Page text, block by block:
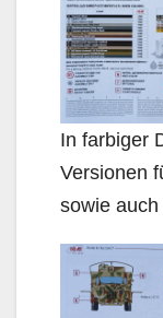
In farbiger
Versionen
sowie